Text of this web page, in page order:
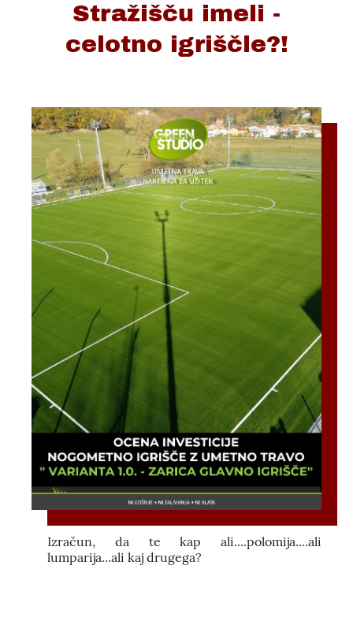
Stražišču imeli -
celotno igriščle?!
Izračun, da te kap ali....polomija....ali
lumparija...ali kaj drugega?